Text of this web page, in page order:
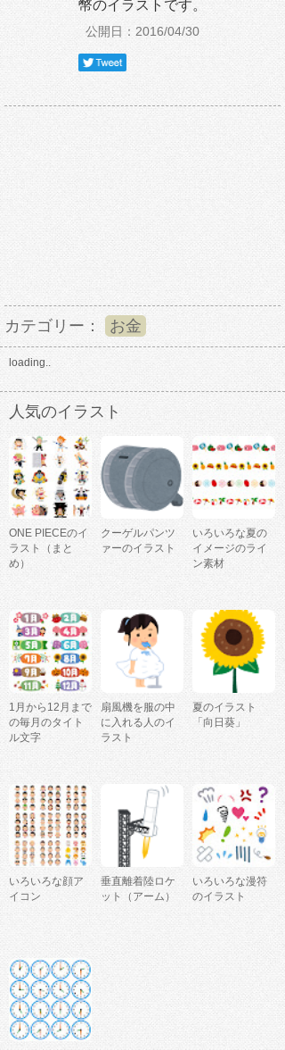
幣のイラストです。
公開日：2016/04/30
カテゴリー： お金
loading..
人気のイラスト
ONE PIECEのイ
ラスト（まと
め）
クーゲルパンツ
ァーのイラスト
いろいろな夏の
イメージのライ
ン素材
1月から12月まで
の毎月のタイト
ル文字
扇風機を服の中
に入れる人のイ
ラスト
夏のイラスト
「向日葵」
いろいろな顔ア
イコン
垂直離着陸ロケ
ット（アーム）
いろいろな漫符
のイラスト